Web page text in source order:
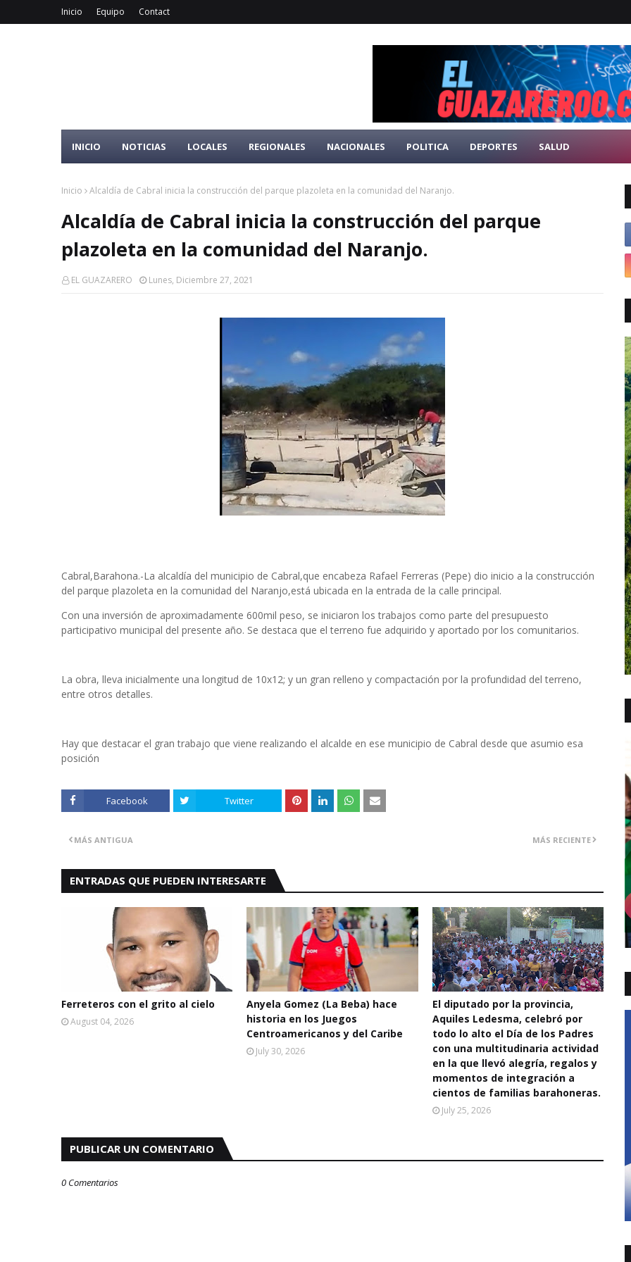
Inicio Equipo Contact
INICIO NOTICIAS LOCALES REGIONALES NACIONALES POLITICA DEPORTES SALUD
Inicio Alcaldía de Cabral inicia la construcción del parque plazoleta en la comunidad del Naranjo.
Alcaldía de Cabral inicia la construcción del parque
plazoleta en la comunidad del Naranjo.
EL GUAZARERO Lunes, Diciembre 27, 2021
Cabral,Barahona.-La alcaldía del municipio de Cabral,que encabeza Rafael Ferreras (Pepe) dio inicio a la construcción
del parque plazoleta en la comunidad del Naranjo,está ubicada en la entrada de la calle principal.
Con una inversión de aproximadamente 600mil peso, se iniciaron los trabajos como parte del presupuesto
participativo municipal del presente año. Se destaca que el terreno fue adquirido y aportado por los comunitarios.
La obra, lleva inicialmente una longitud de 10x12; y un gran relleno y compactación por la profundidad del terreno,
entre otros detalles.
Hay que destacar el gran trabajo que viene realizando el alcalde en ese municipio de Cabral desde que asumio esa
posición
Facebook Twitter
MÁS RECIENTE
MÁS ANTIGUA
ENTRADAS QUE PUEDEN INTERESARTE
Ferreteros con el grito al cielo
August 04, 2026
Anyela Gomez (La Beba) hace
historia en los Juegos
Centroamericanos y del Caribe
July 30, 2026
El diputado por la provincia,
Aquiles Ledesma, celebró por
todo lo alto el Día de los Padres
con una multitudinaria actividad
en la que llevó alegría, regalos y
momentos de integración a
cientos de familias barahoneras.
July 25, 2026
PUBLICAR UN COMENTARIO
0 Comentarios